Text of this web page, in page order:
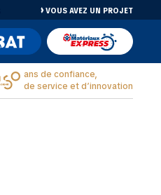
VOUS AVEZ UN PROJET
ans de confiance,
de service et d’innovation